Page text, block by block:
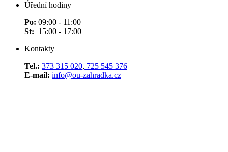
Úřední hodiny
Po: 09:00 - 11:00
St: 15:00 - 17:00
Kontakty
Tel.: 373 315 020, 725 545 376
E-mail: info@ou-zahradka.cz